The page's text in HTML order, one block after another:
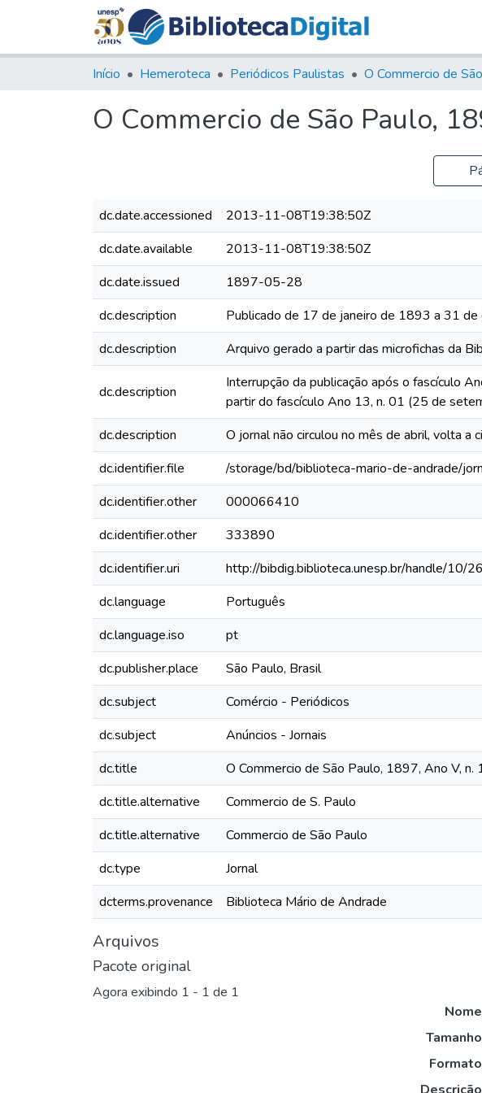
Início Hemeroteca Periódicos Paulistas O Commercio de
O Commercio de São Paulo,
dc.date.accessioned
2013-11-08T19:38:50Z
dc.date.available
2013-11-08T19:38:50Z
dc.date.issued
1897-05-28
dc.description
Publicado de 17 de janeiro de 1893 a 31
dc.description
Arquivo gerado a partir das microfichas da
dc.description
Interrupção da publicação após o fascículo
partir do fascículo Ano 13, n. 01 (25 de
dc.description O jornal não circulou no mês de abril, volta a
dc.identifier.file
/storage/bd/biblioteca-mario-de-andrade/
dc.identifier.other
000066410
dc.identifier.other
333890
dc.identifier.uri
http://bibdig.biblioteca.unesp.br/handle/10/
dc.language
Português
dc.language.iso
pt
dc.publisher.place
São Paulo, Brasil
dc.subject
Comércio - Periódicos
dc.subject
Anúncios - Jornais
dc.title
O Commercio de São Paulo, 1897, Ano V, n.
dc.title.alternative
Commercio de S. Paulo
dc.title.alternative
Commercio de São Paulo
dc.type
Jornal
dcterms.provenance
Biblioteca Mário de Andrade
Arquivos
Pacote original
Agora exibindo 1 - 1 de 1